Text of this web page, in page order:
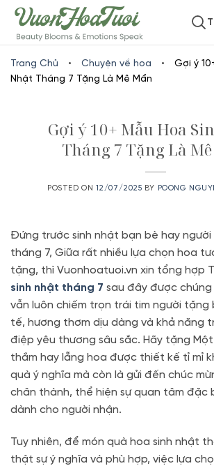
www.vuonhoatuoi.vnSkip
to
content
Trang Chủ • Chuyện về hoa •
Gợi ý
Nhật Tháng 7 Tặng Là Mê Mẩn
Gợi ý 10+ Mẫu Hoa
Tháng 7 Tặng Là
POSTED ON 12/07/2025 BY POONG
Đứng trước sinh nhật bạn bè hay
tháng 7, Giữa rất nhiều lựa chọn hoa
tặng, thì Vuonhoatuoi.vn xin tổng hợp
sinh nhật tháng 7 sau đây được
vẫn luôn chiếm trọn trái tim người tặng
tế, hương thơm dịu dàng và khả năng
điệp yêu thương sâu sắc. Hãy tặng
thắm hay lẵng hoa được thiết kế tỉ mỉ
quà ý nghĩa mà còn là gửi đến chúc
chân thành, thể hiện sự quan tâm đặc
dành cho người nhận.
Tuy nhiên, để món quà hoa sinh nhật
thật sự ý nghĩa và phù hợp, việc lựa